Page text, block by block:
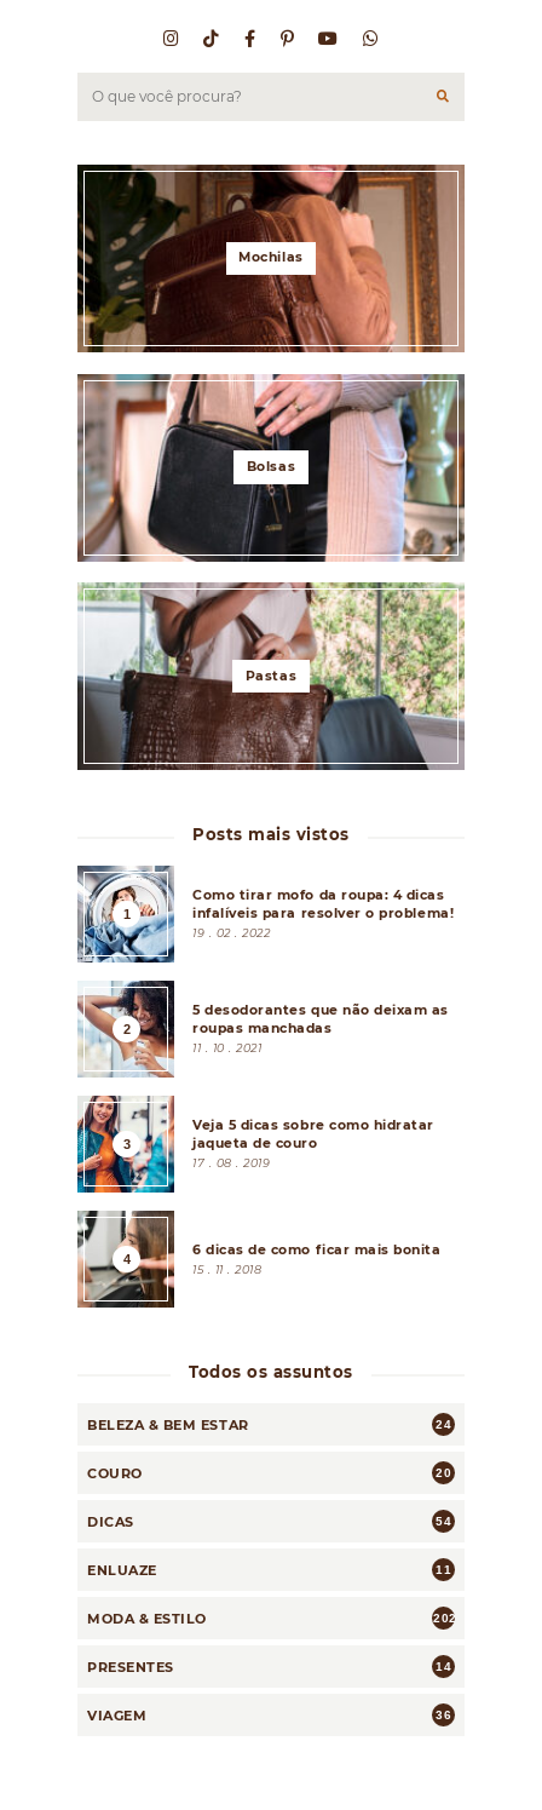
Mochilas
Bolsas
Pastas
Posts mais vistos
Como tirar mofo da roupa: 4 dicas
infalíveis para resolver o problema!
19 . 02 . 2022
5 desodorantes que não deixam as
roupas manchadas
11 . 10 . 2021
Veja 5 dicas sobre como hidratar
jaqueta de couro
17 . 08 . 2019
6 dicas de como ficar mais bonita
15 . 11 . 2018
Todos os assuntos
BELEZA & BEM ESTAR 24
COURO 20
DICAS 54
ENLUAZE 11
MODA & ESTILO 202
PRESENTES 14
VIAGEM 36